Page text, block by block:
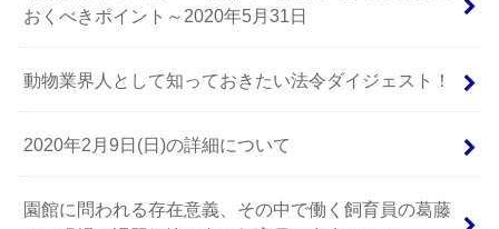
おくべきポイント～2020年5月31日
動物業界人として知っておきたい法令ダイジェスト！
2020年2月9日(日)の詳細について
園館に問われる存在意義、その中で働く飼育員の葛藤